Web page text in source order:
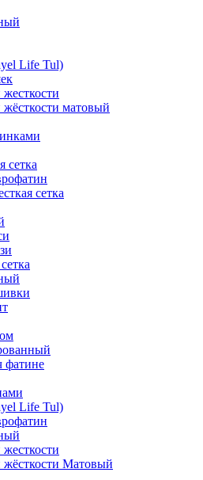
Life Tul)
матовый
сетка
сетка
фатине
Life Tul)
Матовый